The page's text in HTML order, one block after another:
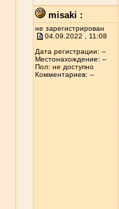
misaki :
не зарегистрирован
04.09.2022 , 11:08
Дата регистрации: --
Местонахождение: --
Пол: не доступно
Комментариев: --